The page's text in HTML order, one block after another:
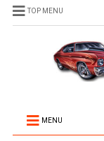
TOP MENU
MENU